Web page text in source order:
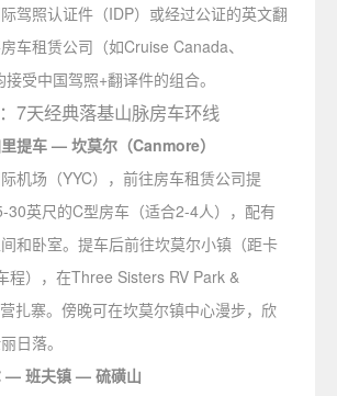
驾照认证件（IDP）或经过公证的英文翻
车租赁公司（如Cruise Canada、
受中国驾照+翻译件的组合。
7天经典落基山脉房车环线
提车 — 坎莫尔（Canmore）
机场（YYC），前往房车租赁公司提
30英尺的C型房车（适合2-4人），配有
和卧室。提车后前往坎莫尔小镇（距卡
程），在Three Sisters RV Park &
扎寨。傍晚可在坎莫尔镇中心漫步，欣
日落。
— 班夫镇 — 硫磺山